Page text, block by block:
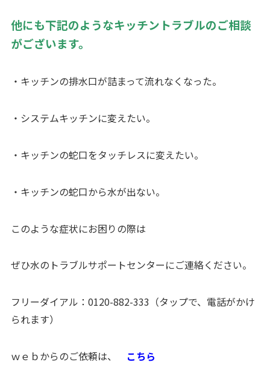
他にも下記のようなキッチントラブルのご相談
がございます。
・キッチンの排水口が詰まって流れなくなった。
・システムキッチンに変えたい。
・キッチンの蛇口をタッチレスに変えたい。
・キッチンの蛇口から水が出ない。
このような症状にお困りの際は
ぜひ水のトラブルサポートセンターにご連絡ください。
フリーダイアル： 0120-882-333 （タップで、電話がかけ
られます）
ｗｅｂからのご依頼は、 こちら